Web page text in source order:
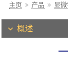
概述
主页 产品 显